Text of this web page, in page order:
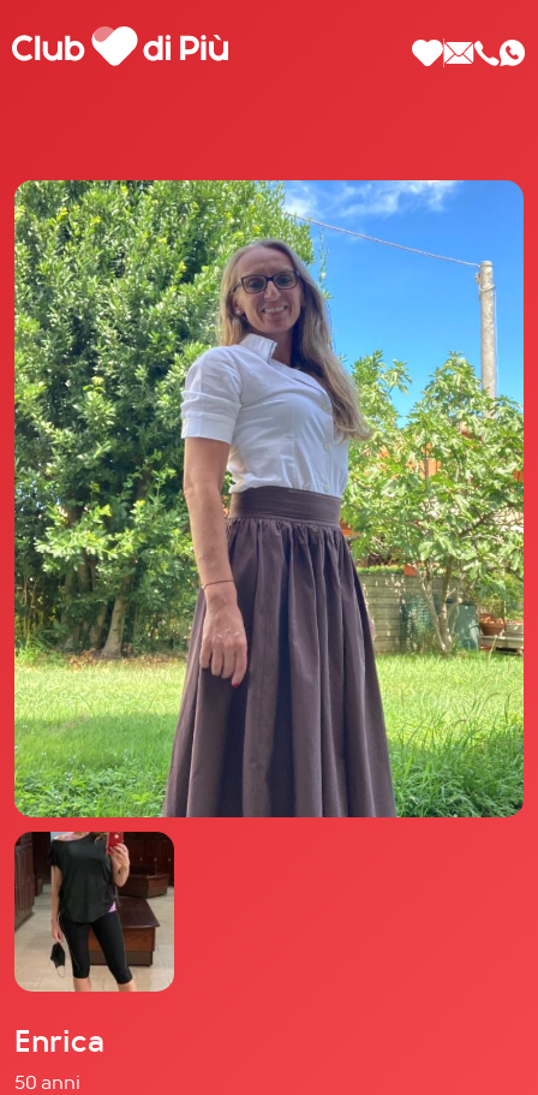
Scopri Club di Più
Le testimonianze Club di Più
La fondatrice Valeria Pilla
Annunci Donne
Agenzia matrimoniale Club di Più
Love Notebook
Il libro Donna di Cuori
Quanto costa Club di Più
Love Academy
Domande Frequenti
Impegno Sociale
Le nostre sedi
Facebook
YouTube
Instagram
TikTok
Enrica
50 anni